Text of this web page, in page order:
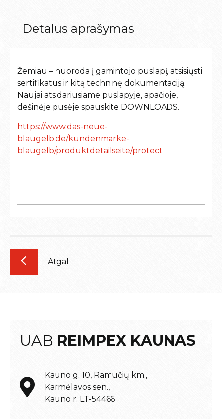
Detalus aprašymas
Žemiau – nuoroda į gamintojo puslapį, atsisiųsti
sertifikatus ir kitą techninę dokumentaciją.
Naujai atsidariusiame puslapyje, apačioje,
dešinėje pusėje spauskite DOWNLOADS.
https://www.das-neue-
blaugelb.de/kundenmarke-
blaugelb/produktdetailseite/protect
Atgal
UAB REIMPEX KAUNAS
Kauno g. 10, Ramučių km.,
Karmėlavos sen.,
Kauno r. LT-54466